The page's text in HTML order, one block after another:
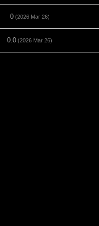
0(2026 Mar 26)
0.0 (2026 Mar 26)